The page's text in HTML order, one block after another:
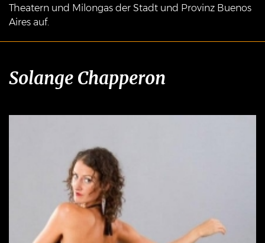
Theatern und Milongas der Stadt und Provinz Buenos
Aires auf.
Solange Chapperon